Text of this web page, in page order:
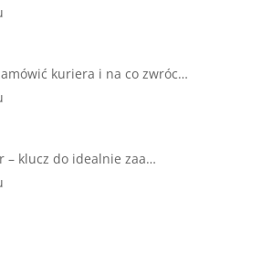
kuriera i na co zwróc…
– klucz do idealnie zaa…